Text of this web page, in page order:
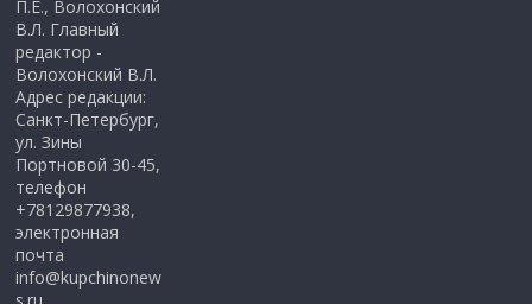
П.Е., Волохонский
В.Л. Главный
редактор -
Волохонский В.Л.
Адрес редакции:
Санкт-Петербург,
ул. Зины
Портновой 30-45,
телефон
+78129877938,
электронная
почта
info@kupchinonew